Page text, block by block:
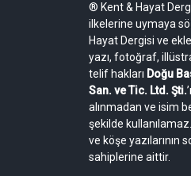
® Kent & Hayat
ilkelerine uymaya
Hayat Dergisi ve
yazı, fotoğraf,
telif hakları Doğu
San. ve Tic. Ltd. Şti.
alınmadan ve isim
şekilde
ve köşe yazılarının
sahiplerine aittir.